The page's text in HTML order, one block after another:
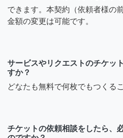
できます。本契約（依頼者様の
金額の変更は可能です。
サービスやリクエストのチケッ
すか？
どなたも無料で何枚でもつくる
チケットの依頼相談をしたら、